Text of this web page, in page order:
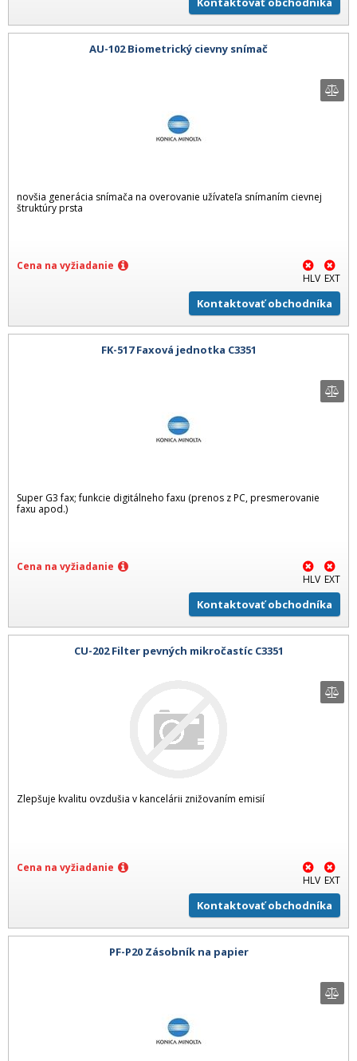
AU-102 Biometrický cievny snímač
novšia generácia snímača na overovanie užívateľa snímaním cievnej
štruktúry prsta
Cena na vyžiadanie
HLV EXT
Kontaktovať obchodníka
FK-517 Faxová jednotka C3351
Super G3 fax; funkcie digitálneho faxu (prenos z PC, presmerovanie
faxu apod.)
Cena na vyžiadanie
HLV EXT
Kontaktovať obchodníka
CU-202 Filter pevných mikročastíc C3351
Zlepšuje kvalitu ovzdušia v kancelárii znižovaním emisií
Cena na vyžiadanie
HLV EXT
Kontaktovať obchodníka
PF-P20 Zásobník na papier